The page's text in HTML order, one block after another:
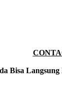
Bisa